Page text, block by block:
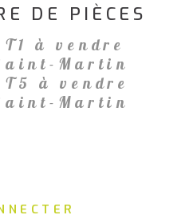
DE PIÈCES
à vendre
Martin
à vendre
Martin